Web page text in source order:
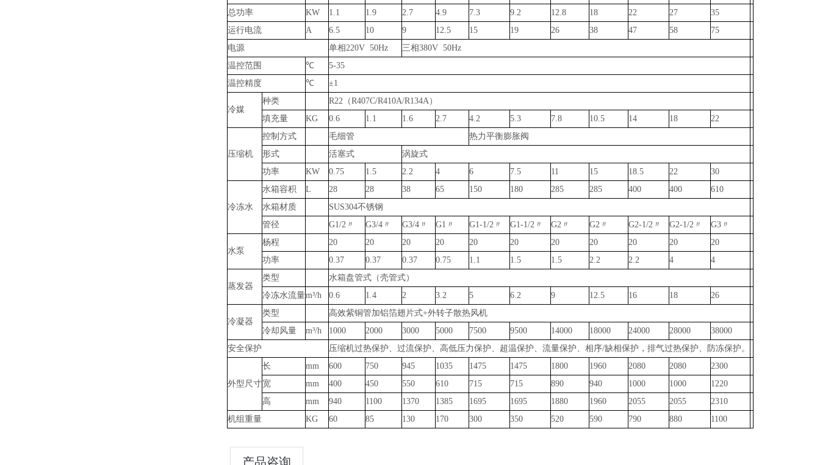
总功率
KW 1.1 1.9 2.7 4.9 7.3 9.2 12.8 18 22 27
35
运行电流
A 6.5 10 9 12.5 15 19 26 38 47 58
75
电源
单相220V 50Hz
三相380V 50Hz
温控范围
℃
5-35
温控精度
℃ ±1
冷媒
种类
R22（R407C/R410A/R134A）
填充量
KG 0.6 1.1 1.6 2.7 4.2 5.3 7.8 10.5 14 18 22
压缩机
控制方式 毛细管
热力平衡膨胀阀
形式
活塞式
涡旋式
功率
KW 0.75 1.5 2.2 4 6 7.5 11 15 18.5 22 30
冷冻水
水箱容积 L 28 28 38 65 150 180 285 285 400 400
610
水箱材质
SUS304不锈钢
管径
G1/2〃 G3/4〃 G3/4〃 G1〃 G1-1/2〃 G1-1/2〃 G2〃 G2〃 G2-1/2〃 G2-1/2〃 G3〃
水泵
杨程 20 20 20 20 20 20 20 20 20 20
20
功率
0.37 0.37 0.37 0.75 1.1 1.5 1.5 2.2 2.2 4 4
蒸发器
类型
水箱盘管式（壳管式）
冷冻水流量m³/h 0.6 1.4 2 3.2 5 6.2 9 12.5 16 18 26
冷凝器
类型
高效紫铜管加铝箔翅片式+外转子散热风机
冷却风量
m³/h 1000 2000 3000 5000 7500 9500 14000 18000 24000 28000
38000
安全保护
压缩机过热保护、过流保护、高低压力保护、超温保护、流量保护、相序/缺相保护，排气过热保护、防冻保护。
外型尺寸
长 mm 600 750 945 1035 1475 1475 1800 1960 2080 2080
2300
宽
mm 400 450 550 610 715 715 890 940 1000 1000
1220
高
mm 940 1100 1370 1385 1695 1695 1880 1960 2055 2055
2310
机组重量
KG 60 85 130 170 300 350 520 590 790 880 1100
产品咨询